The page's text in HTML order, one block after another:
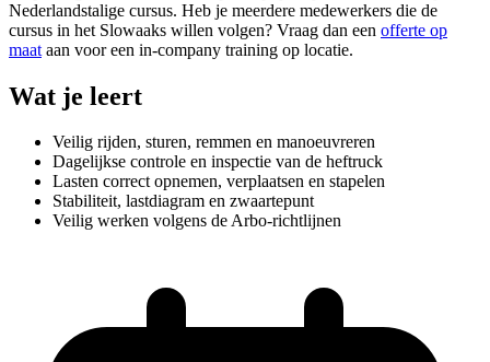
Nederlandstalige cursus. Heb je meerdere medewerkers die de
cursus in het Slowaaks willen volgen? Vraag dan een offerte op
maat aan voor een in-company training op locatie.
Wat je leert
Veilig rijden, sturen, remmen en manoeuvreren
Dagelijkse controle en inspectie van de heftruck
Lasten correct opnemen, verplaatsen en stapelen
Stabiliteit, lastdiagram en zwaartepunt
Veilig werken volgens de Arbo-richtlijnen